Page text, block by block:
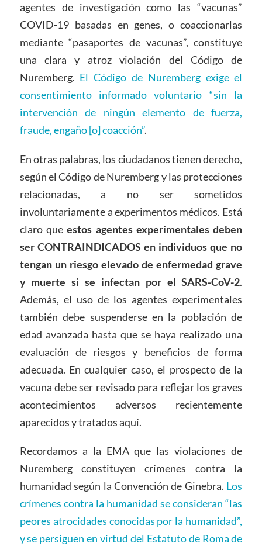
agentes de investigación como las “vacunas”
COVID-19 basadas en genes, o coaccionarlas
mediante “pasaportes de vacunas”, constituye
una clara y atroz violación del Código de
Nuremberg. El Código de Nuremberg exige el
consentimiento informado voluntario “sin la
intervención de ningún elemento de fuerza,
fraude, engaño [o] coacción”.
En otras palabras, los ciudadanos tienen derecho,
según el Código de Nuremberg y las protecciones
relacionadas, a no ser sometidos
involuntariamente a experimentos médicos. Está
claro queestos agentes experimentales deben
ser CONTRAINDICADOS en individuos que no
tengan un riesgo elevado de enfermedad grave
y muerte si se infectan por el SARS-CoV-2.
Además, el uso de los agentes experimentales
también debe suspenderse en la población de
edad avanzada hasta que se haya realizado una
evaluación de riesgos y beneficios de forma
adecuada. En cualquier caso, el prospecto de la
vacuna debe ser revisado para reflejar los graves
acontecimientos adversos recientemente
aparecidos y tratados aquí.
Recordamos a la EMA que las violaciones de
Nuremberg constituyen crímenes contra la
humanidad según la Convención de Ginebra. Los
crímenes contra la humanidad se consideran “las
peores atrocidades conocidas por la humanidad”,
y se persiguen en virtud del Estatuto de Roma de